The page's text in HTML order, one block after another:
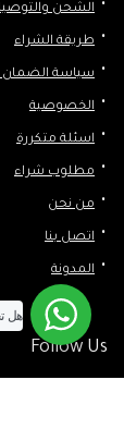
الشحن
طريقة الشراء
سياسة الضمان
الخصوصية
اسئلة متكررة
مطلوب شراء
من نحن
اتصل بنا
المدونة
Follow Us
هل